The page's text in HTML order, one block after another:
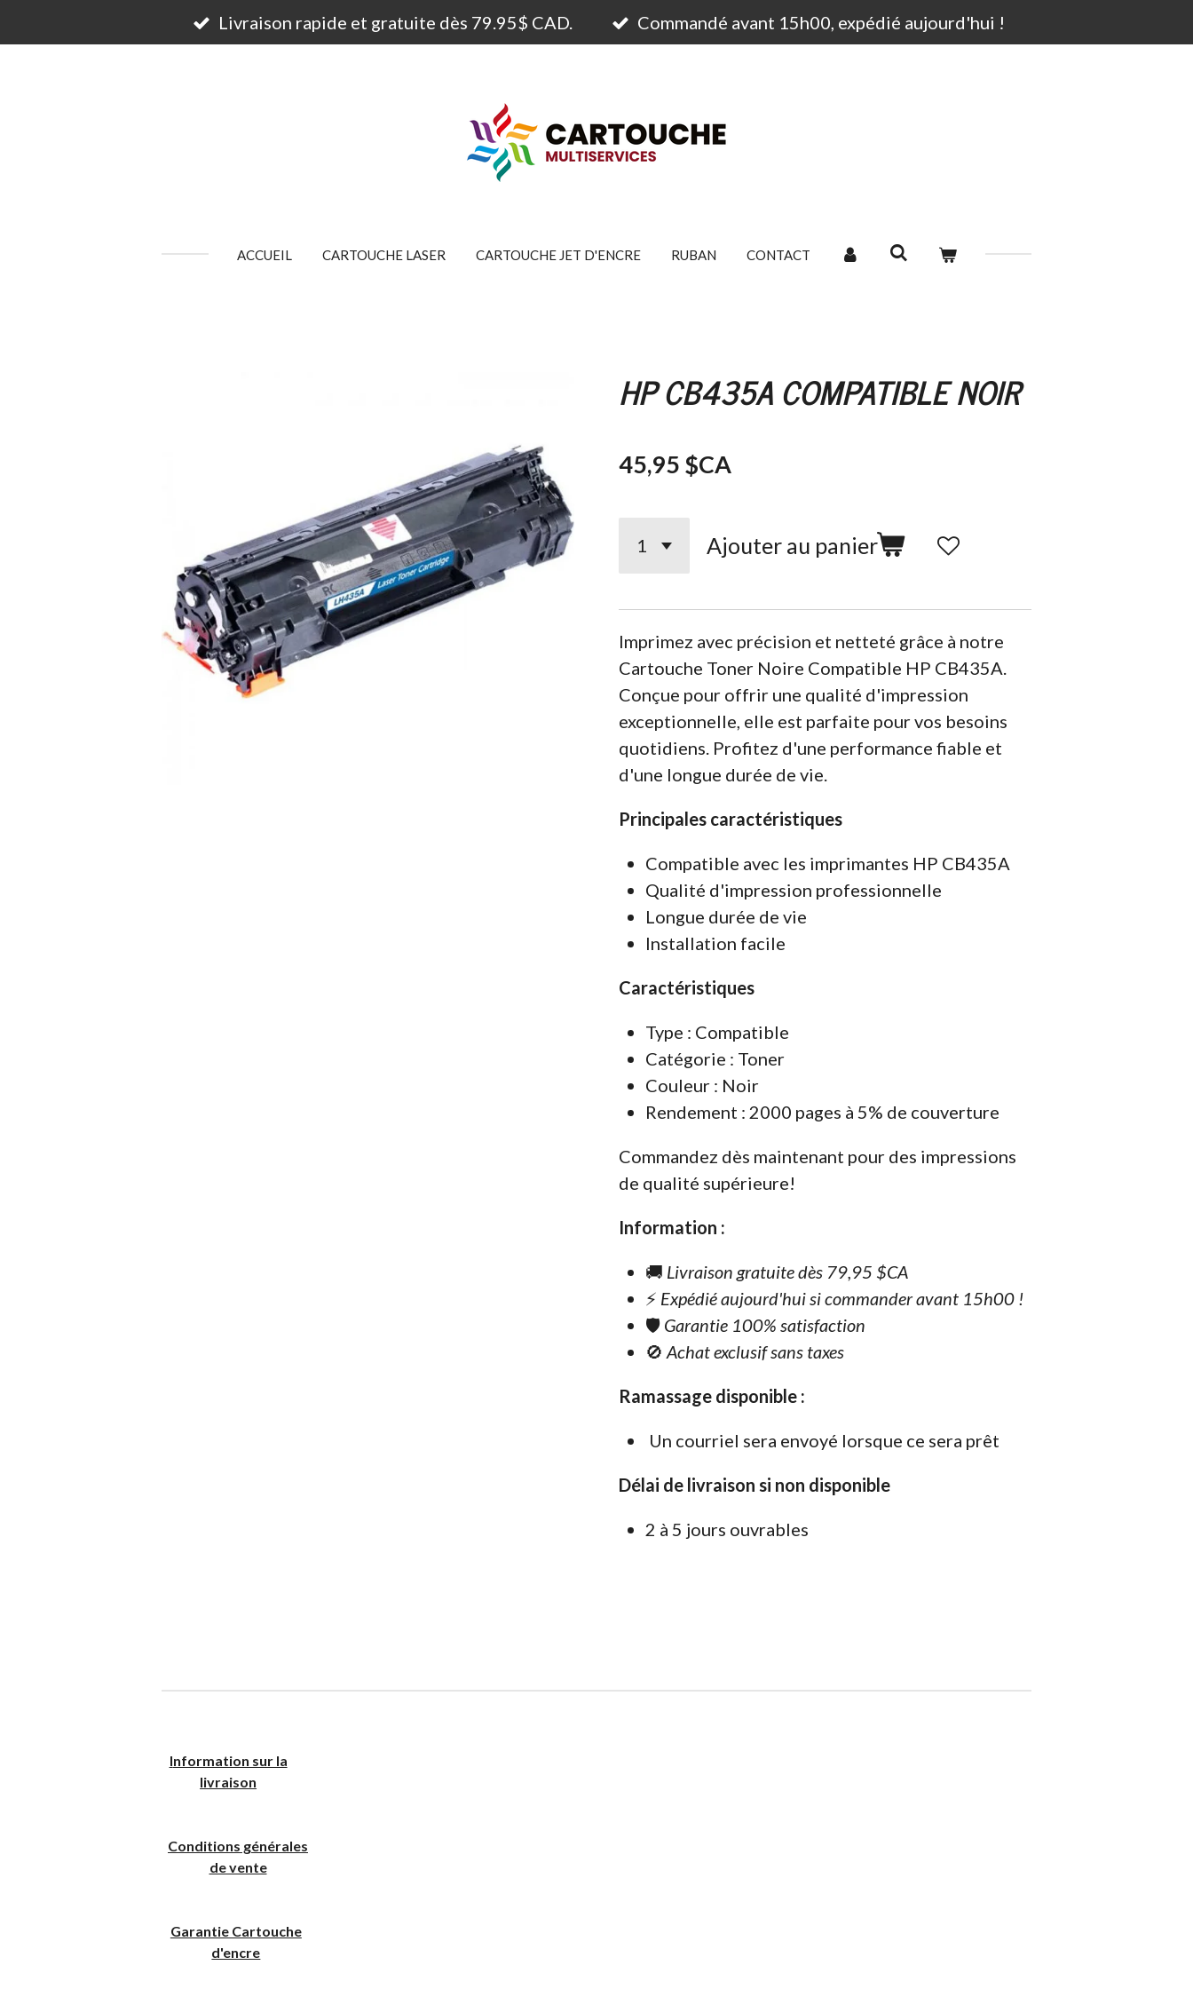
au
Livraison rapide et gratuite dès 79.95$ CAD. Commandé avant 15h00, expédié aujourd'hui !
ACCUEIL CARTOUCHE LASER CARTOUCHE JET D'ENCRE RUBAN CONTACT
HP CB435A COMPATIBLE NOIR
45,95 $CA
Ajouter au panier
Imprimez avec précision et netteté grâce à notre
Cartouche Toner Noire Compatible HP CB435A.
Conçue pour offrir une qualité d'impression
exceptionnelle, elle est parfaite pour vos besoins
quotidiens. Profitez d'une performance fiable et
d'une longue durée de vie.
Principales caractéristiques
Compatible avec les imprimantes HP CB435A
Qualité d'impression professionnelle
Longue durée de vie
Installation facile
Caractéristiques
Type : Compatible
Catégorie : Toner
Couleur : Noir
Rendement : 2000 pages à 5% de couverture
Commandez dès maintenant pour des impressions
de qualité supérieure!
Information :
🚚 Livraison gratuite dès 79,95 $CA
⚡ Expédié aujourd'hui si commander avant 15h00 !
🛡️ Garantie 100% satisfaction
🚫 Achat exclusif sans taxes
Ramassage disponible :
Un courriel sera envoyé lorsque ce sera prêt
Délai de livraison si non disponible
2 à 5 jours ouvrables
Information sur la
livraison
Conditions générales
de vente
Garantie Cartouche
d'encre